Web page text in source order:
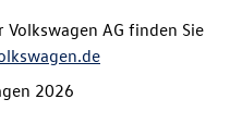
AG finden Sie
2026